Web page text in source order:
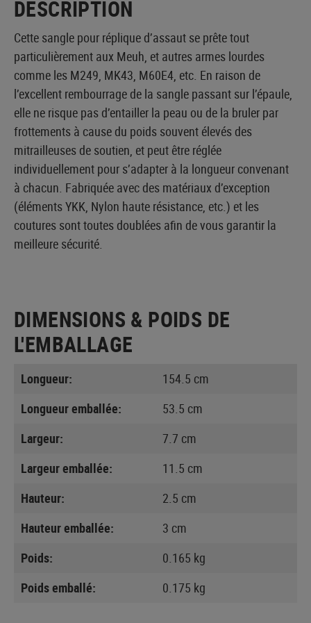
DESCRIPTION
Cette sangle pour réplique d’assaut se prête tout
particulièrement aux Meuh, et autres armes lourdes
comme les M249, MK43, M60E4, etc. En raison de
l’excellent rembourrage de la sangle passant sur l’épaule,
elle ne risque pas d’entailler la peau ou de la bruler par
frottements à cause du poids souvent élevés des
mitrailleuses de soutien, et peut être réglée
individuellement pour s’adapter à la longueur convenant
à chacun. Fabriquée avec des matériaux d’exception
(éléments YKK, Nylon haute résistance, etc.) et les
coutures sont toutes doublées afin de vous garantir la
meilleure sécurité.
DIMENSIONS & POIDS DE
L'EMBALLAGE
Longueur:
154.5 cm
Longueur emballée:
53.5 cm
Largeur:
7.7 cm
Largeur emballée:
11.5 cm
Hauteur:
2.5 cm
Hauteur emballée:
3 cm
Poids:
0.165 kg
Poids emballé:
0.175 kg